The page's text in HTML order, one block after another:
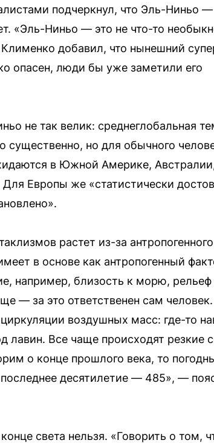
подчеркнул, что Эль-Ниньо —
«Эль-Ниньо — это не что-то
добавил, что нынешний
опасен, люди бы уже заметили его
не так велик: среднеглобальная
существенно, но для обычного
в Южной Америке,
Европы же «статистически
растет из-за
в основе как антропогенный
например, близость к морю, рельеф
— за это ответственен сам человек.
воздушных масс: где-то
лавин. Все чаще происходят резкие
о конце прошлого века, то
десятилетие — 485», —
света нельзя. «Говорить о том,